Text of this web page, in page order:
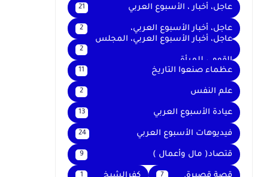
عاجل، أخبار ، الأسبوع العربي 21
عاجل، أخبار الأسبوع العربي، 2
عاجل، أخبار الأسبوع العربي، المجلس
القومي للمرأة
2
عظماء صنعوا التاريخ 11
علم النفس 2
عيادة الأسبوع العربي 13
فيديوهات الأسبوع العربي 24
قتصاد( مال وأعمال ) 9
7
1